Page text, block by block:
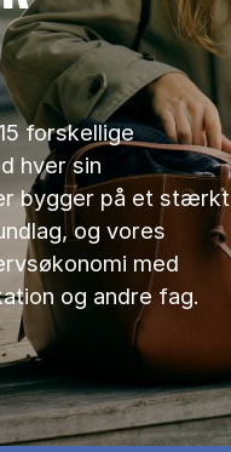
forskellige
hver sin
bygger på et stærkt
og vores
med
og andre fag.